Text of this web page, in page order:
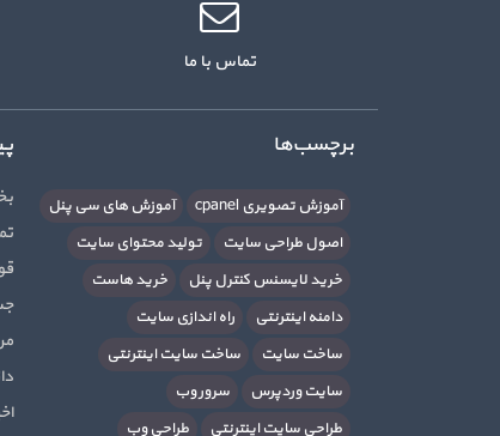
تماس با ما
برچسب‌ها
آموزش تصویری cpanel
آموزش های سی پنل
اصول طراحی سایت
تولید محتوای سایت
خرید لایسنس کنترل پنل
خرید هاست
دامنه اینترنتی
راه اندازی سایت
ساخت سایت
ساخت سایت اینترنتی
سایت وردپرس
سرور وب
طراحی سایت اینترنتی
طراحی وب